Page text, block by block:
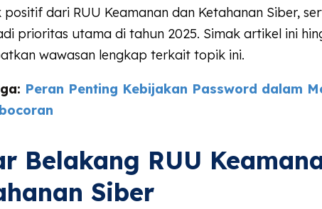
dari RUU Keamanan dan Ketahanan Siber,
prioritas utama di tahun 2025. Simak artikel ini
wawasan lengkap terkait topik ini.
Peran Penting Kebijakan Password dalam
Belakang RUU
Siber